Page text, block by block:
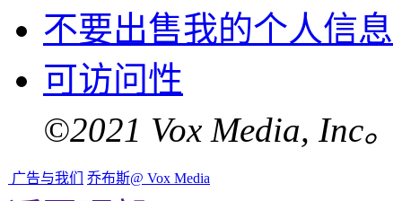
不要出售我的个人信息
可访问性
©2021 Vox Media, Inc
广告与我们 乔布斯@ Vox Media